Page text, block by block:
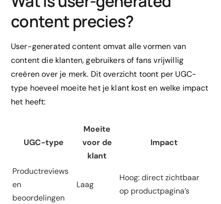
content precies?
User-generated content omvat alle vormen van
content die klanten, gebruikers of fans vrijwillig
creëren over je merk. Dit overzicht toont per UGC-
type hoeveel moeite het je klant kost en welke impact
het heeft:
UGC-type
Moeite
voor de
klant
Impact
Productreviews
en
beoordelingen
Laag
Hoog: direct zichtbaar
op productpagina’s